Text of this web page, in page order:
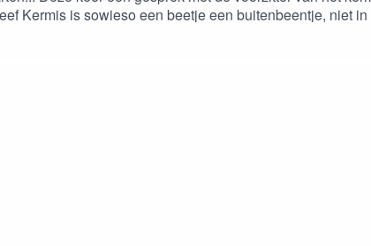
Kermis is sowieso een beetje een buitenbeentje, niet
Als gij er ook niks van kent gaat ge aangenaam verrast